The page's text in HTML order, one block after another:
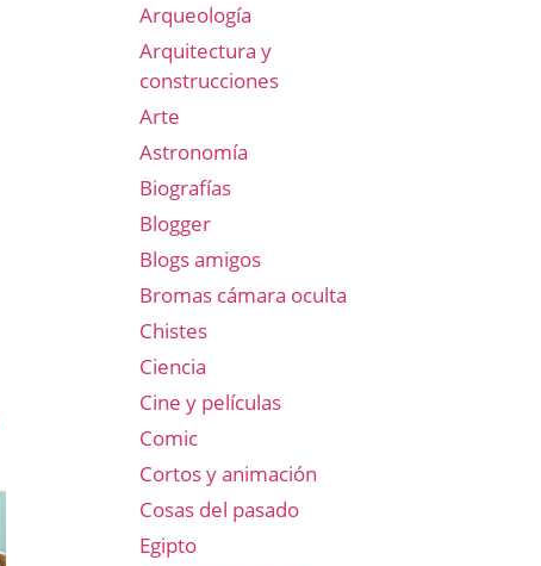
Arqueología
Arquitectura y
construcciones
Arte
Astronomía
Biografías
Blogger
Blogs amigos
Bromas cámara oculta
Chistes
Ciencia
Cine y películas
Comic
Cortos y animación
Cosas del pasado
Egipto